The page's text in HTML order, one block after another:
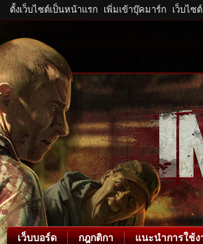
ตั้งเว็บไซต์เป็นหน้าแรก เพิ่มเข้าบุ๊คมาร์ก เว็บไซ
เว็บบอร์ด กฎกติกา แนะนำการใช้ง